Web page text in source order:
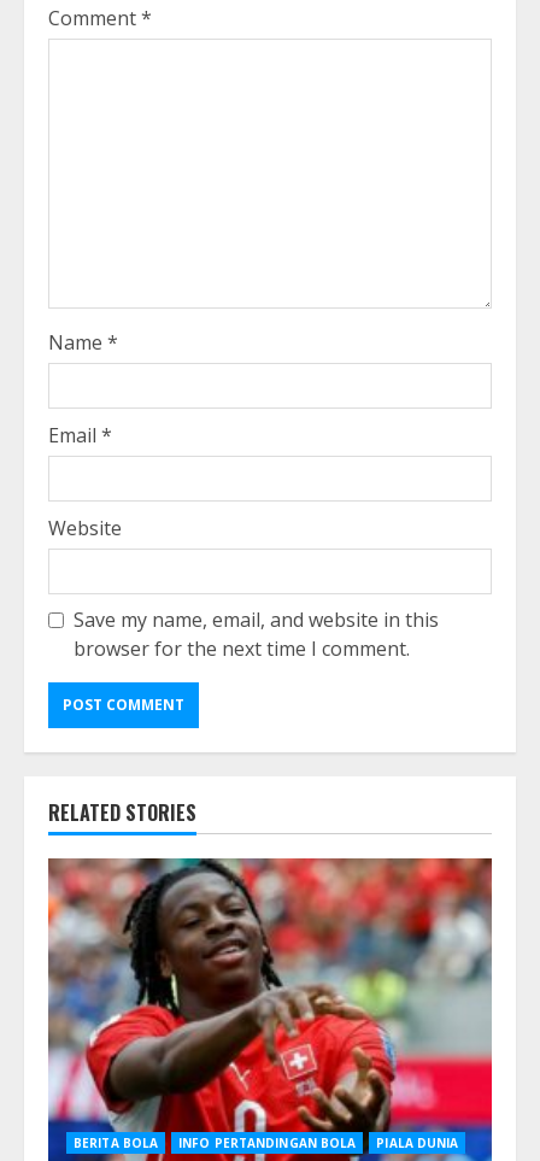
Comment*
Name *
Email *
Website
Save my name, email, and website in this
browser for the next time I comment.
RELATED STORIES
BERITA BOLA INFO PERTANDINGAN BOLA PIALA DUNIA